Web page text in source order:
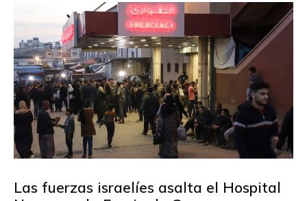
Las fuerzas israelíes asalta el Hospital